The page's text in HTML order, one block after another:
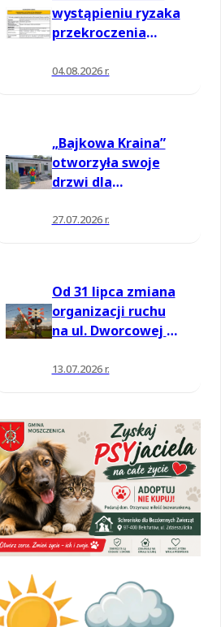
wystąpieniu ryzaka
przekroczenia
informowania dla
04.08.2026 r.
„Bajkowa Kraina”
otworzyła swoje
drzwi dla
27.07.2026 r.
Od 31 lipca zmiana
organizacji ruchu
na ul. Dworcowej w
13.07.2026 r.